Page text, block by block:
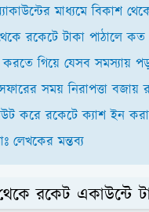
মাধ্যমে বিকাশ
রকেটে টাকা পাঠালে
করতে গিয়ে যেসব সমস্যায়
সময় নিরাপত্তা
করে রকেটে ক্যাশ ইন
লেখকের মন্তব্য
রকেট একাউন্টে